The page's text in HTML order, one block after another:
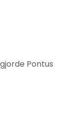
Pontus